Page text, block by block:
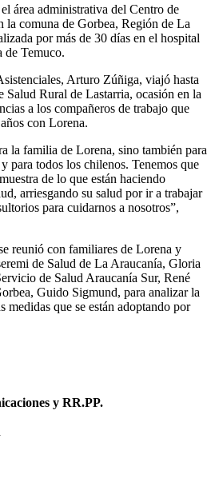
área administrativa del Centro de
la comuna de Gorbea, Región de La
por más de 30 días en el hospital
de Temuco.
Arturo Zúñiga, viajó hasta
Salud Rural de Lastarria, ocasión en la
a los compañeros de trabajo que
con Lorena.
la familia de Lorena, sino también para
para todos los chilenos. Tenemos que
de lo que están haciendo
arriesgando su salud por ir a trabajar
para cuidarnos a nosotros”,
reunió con familiares de Lorena y
de Salud de La Araucanía, Gloria
de Salud Araucanía Sur, René
Guido Sigmund, para analizar la
medidas que se están adoptando por
y RR.PP.